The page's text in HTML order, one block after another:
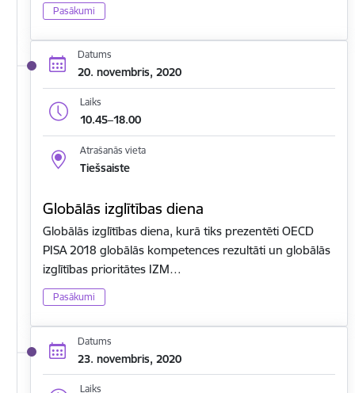
Pasākumi
Datums
20. novembris, 2020
Laiks
10.45–18.00
Atrašanās vieta
Tiešsaiste
Globālās izglītības diena
Globālās izglītības diena, kurā tiks prezentēti OECD
PISA 2018 globālās kompetences rezultāti un globālās
izglītības prioritātes IZM…
Pasākumi
Datums
23. novembris, 2020
Laiks